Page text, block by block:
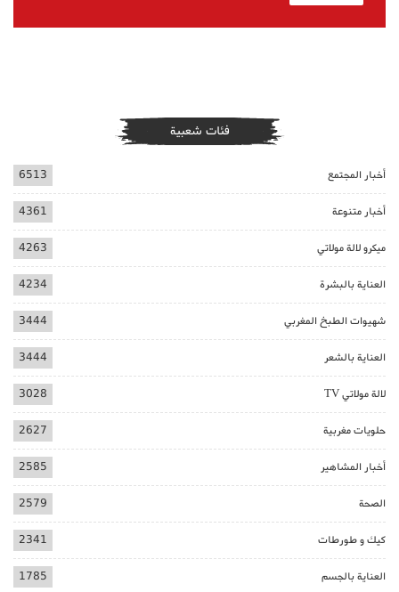
فئات شعبية
أخبار المجتمع 6513
أخبار متنوعة 4361
ميكرو لالة مولاتي 4263
العناية بالبشرة 4234
شهيوات الطبخ المغربي 3444
العناية بالشعر 3444
لالة مولاتي TV 3028
حلويات مغربية 2627
أخبار المشاهير 2585
الصحة 2579
كيك و طورطات 2341
العناية بالجسم 1785